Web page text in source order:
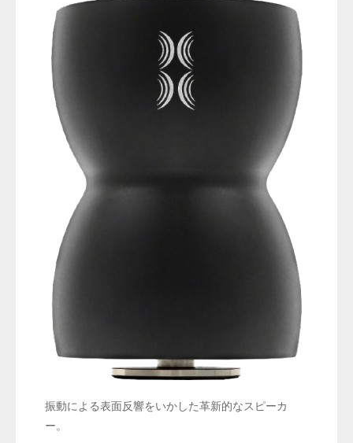
振動による表面反響をいかした革新的なスピーカ
ー。